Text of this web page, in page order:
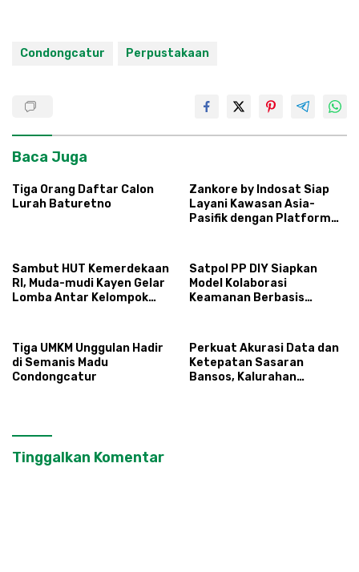
Condongcatur Perpustakaan
Baca Juga
Tiga Orang Daftar Calon
Lurah Baturetno
Zankore by Indosat Siap
Layani Kawasan Asia-
Pasifik dengan Platform
Sambut HUT Kemerdekaan
RI, Muda-mudi Kayen Gelar
Lomba Antar Kelompok
Satpol PP DIY Siapkan
Model Kolaborasi
Keamanan Berbasis
Tiga UMKM Unggulan Hadir
di Semanis Madu
Condongcatur
Perkuat Akurasi Data dan
Ketepatan Sasaran
Bansos, Kalurahan
Tinggalkan Komentar